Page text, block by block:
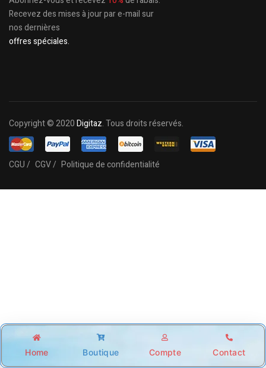
Shop Account Search Wishlist
Recevez des mises à jour par e-mail sur
nos dernières
offres spéciales.
Copyright © 2020Digitaz. Tous droits réservés.
CGU / CGV / Politique de confidentialité
Home Boutique Compte Contact